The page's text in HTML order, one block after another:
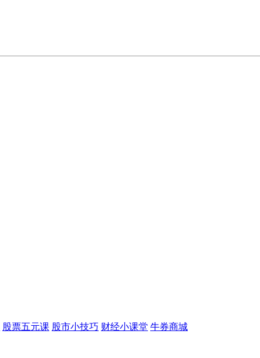
股票五元课 股市小技巧 财经小课堂 牛券商城